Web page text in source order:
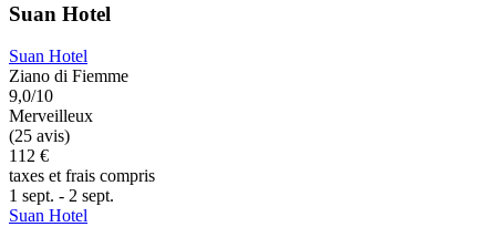
Suan Hotel
Suan Hotel
Ziano di Fiemme
9,0/10
Merveilleux
(25 avis)
112 €
taxes et frais compris
1 sept. - 2 sept.
Suan Hotel